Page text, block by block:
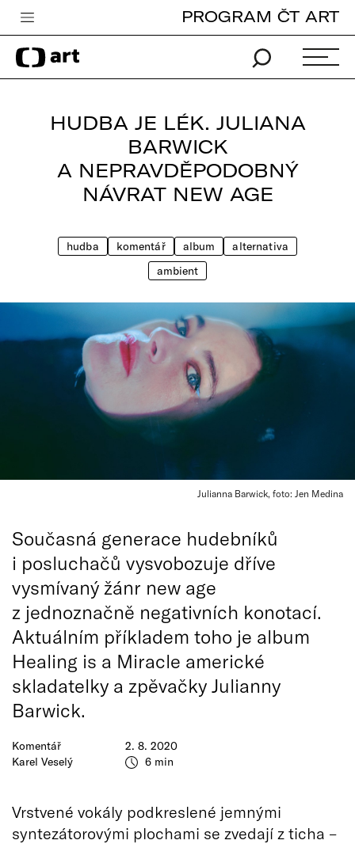
Česká televize
Zpravodajství
TV program
PROGRAM ČT ART
HUDBA JE LÉK. JULIANA
BARWICK
A NEPRAVDĚPODOBNÝ
NÁVRAT NEW AGE
hudba komentář album
alternativa
ambient
Julianna Barwick, foto: Jen Medina
Komentář
Karel Veselý
2. 8. 2020
6 min
Současná generace hudebníků
i posluchačů vysvobozuje dříve
vysmívaný žánr new age
z jednoznačně negativních konotací.
Aktuálním příkladem toho je album
Healing is a Miracle americké
skladatelky a zpěvačky Julianny
Barwick.
Vrstvené vokály podkreslené jemnými
syntezátorovými plochami se zvedají z ticha –